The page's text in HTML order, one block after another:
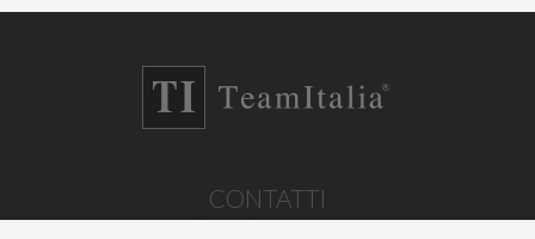
CONTATTI
TEAM ITALIA S.R.L.